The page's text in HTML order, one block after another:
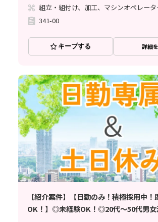
341-00
キープする 詳細
【紹介案件】【日勤のみ！積極採用中！
OK！】◎未経験OK！◎20代〜50代男女